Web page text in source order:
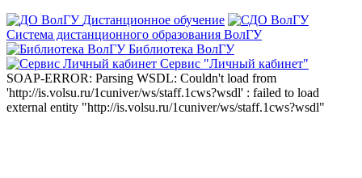
Дистанционное обучение
Система дистанционного образования ВолГУ
Библиотека ВолГУ
Сервис "Личный кабинет"
SOAP-ERROR: Parsing WSDL: Couldn't load from
'http://is.volsu.ru/1cuniver/ws/staff.1cws?wsdl' : failed to load
external entity "http://is.volsu.ru/1cuniver/ws/staff.1cws?wsdl"